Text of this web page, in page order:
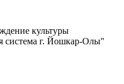
культуры
система г. Йошкар-Олы"